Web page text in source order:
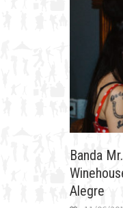
Banda
Alegre